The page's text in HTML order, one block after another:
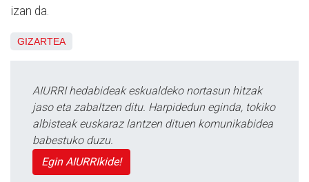
izan da.
GIZARTEA
AIURRI hedabideak eskualdeko nortasun hitzak
jaso eta zabaltzen ditu. Harpidedun eginda, tokiko
albisteak euskaraz lantzen dituen komunikabidea
babestuko duzu.
Egin AIURRIkide!